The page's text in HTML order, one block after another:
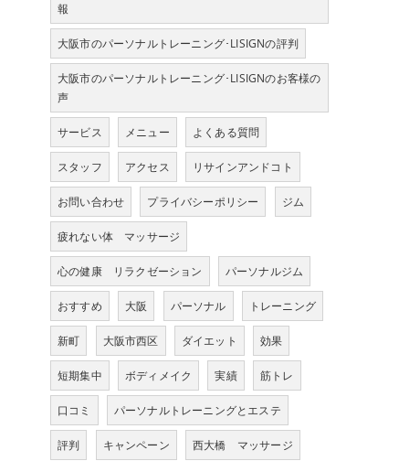
報
大阪市のパーソナルトレーニング･LISIGNの評判
大阪市のパーソナルトレーニング･LISIGNのお客様の
声
サービス メニュー よくある質問
スタッフ アクセス リサインアンドコト
お問い合わせ プライバシーポリシー ジム
疲れない体 マッサージ
心の健康 リラクゼーション パーソナルジム
おすすめ 大阪 パーソナル トレーニング
新町 大阪市西区 ダイエット 効果
短期集中 ボディメイク 実績 筋トレ
口コミ パーソナルトレーニングとエステ
評判 キャンペーン 西大橋 マッサージ